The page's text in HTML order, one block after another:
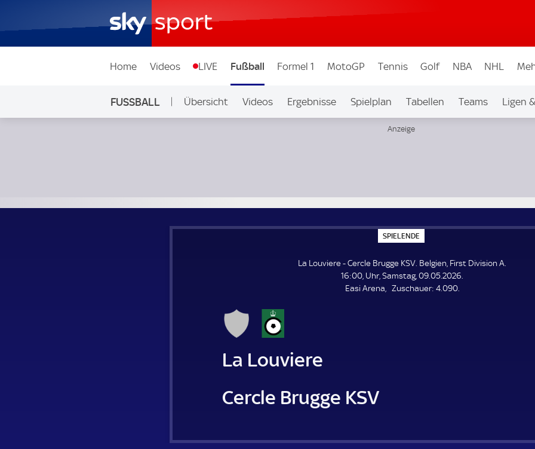
Home Videos LIVE Fußball Formel 1 MotoGP Tennis Golf NBA NHL
FUSSBALL Übersicht Videos Ergebnisse Spielplan Tabellen Teams Ligen
SPIELENDE
P
E
L
E
N
La Louviere - Cercle Brugge KSV. Belgien, First Division A.
16:00, Uhr, Samstag, 09.05.2026.
Easi Arena
Zuschauer: Z
4.090.
La Louviere
Cercle Brugge KSV